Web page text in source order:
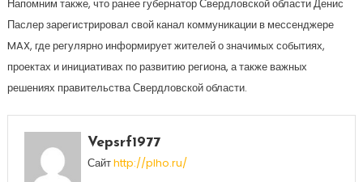
Напомним также, что ранее губернатор Свердловской области Денис
Паслер зарегистрировал свой канал коммуникации в мессенджере
MAX, где регулярно информирует жителей о значимых событиях,
проектах и инициативах по развитию региона, а также важных
решениях правительства Свердловской области.
Vepsrf1977
Сайтhttp://plho.ru/